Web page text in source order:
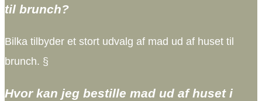
til brunch?
Bilka tilbyder et stort udvalg af mad ud af huset til
brunch. §
Hvor kan jeg bestille mad ud af huset i